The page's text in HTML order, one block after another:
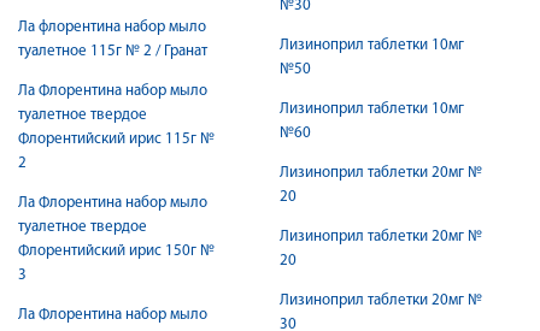
Ла флорентина набор мыло
туалетное 115г № 2 / Гранат
Ла Флорентина набор мыло
туалетное твердое
Флорентийский ирис 115г №
2
Ла Флорентина набор мыло
туалетное твердое
Флорентийский ирис 150г №
3
Ла Флорентина набор мыло
№30
Лизиноприл таблетки 10мг
№50
Лизиноприл таблетки 10мг
№60
Лизиноприл таблетки 20мг №
20
Лизиноприл таблетки 20мг №
20
Лизиноприл таблетки 20мг №
30